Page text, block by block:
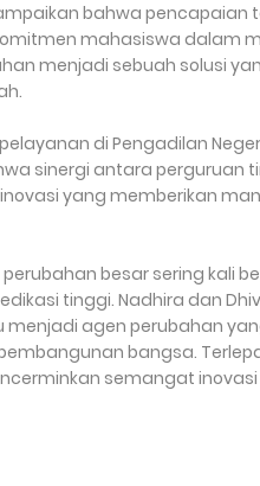
bahwa pencapaian
mahasiswa dalam
menjadi sebuah solusi
di Pengadilan
sinergi antara perguruan
yang memberikan
besar sering kali
tinggi. Nadhira dan
agen perubahan
bangsa.
semangat